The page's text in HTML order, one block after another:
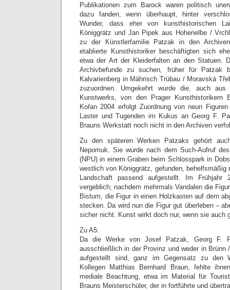
Publikationen zum Barock waren politisch
dazu fanden, wenn überhaupt, hinter
Wunder, dass eher von kunsthistorischen
Königgrätz und Jan Pipek aus Hohenelbe /
zu der Künstlerfamilie Patzak in den
etablierte Kunsthistoriker beschäftigten sich
etwa der Art der Kleiderfalten an den Statuen.
Archivbefunde zu suchen, früher für Patzak
Kalvarienberg in Mährisch Trübau / Moravská
zuzuordnen. Umgekehrt wurde die, auch aus
Kunstwerks, von den Prager Kunsthistorikern
Kořan 2004 erfolgt Zuordnung von neun
Laster und Tugenden im Kukus an Georg F.
Brauns Werkstatt noch nicht in den Archiven
Zu den späteren Werken Patzaks gehört
Nepomuk. Sie wurde nach dem Such-Aufruf
(NPU) in einem Graben beim Schlosspark in
westlich von Königgrätz, gefunden, behelfsmäßig
Landschaft passend aufgestellt. Im
vergeblich; nachdem mehrmals Vandalen die
Bistum, die Figur in einen Holzkasten auf dem
stecken. Da wird nun die Figur gut überleben –
sicher nicht. Kunst wirkt doch nur, wenn sie auch
Zu A5:
Da die Werke von Josef Patzak, Georg F.
ausschließlich in der Provinz und weder in Brünn
aufgestellt sind, ganz im Gegensatz zu den
Kollegen Matthias Bernhard Braun, fehlte
mediale Beachtung, etwa im Material für
Brauns Meisterschüler, der in fortführte und